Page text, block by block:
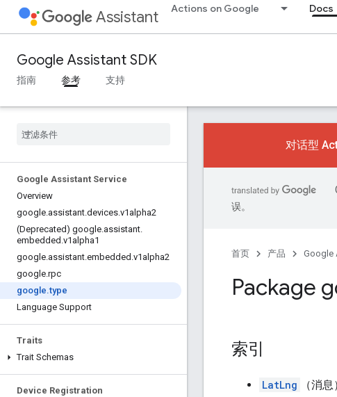
Assistant Actions on Google Docs
Google Assistant SDK
指南 参考 支持
Google Assistant Service
Overview
google.assistant.devices.v1alpha2
(Deprecated) google.assistant.
embedded .v1alpha1
google.assistant.embedded .v1alpha2
google.rpc
google.type
Language Support
Traits
Trait Schemas
Device Registration
对话型
误。
首页 产品 Google
Package
索引
LatLng （消息